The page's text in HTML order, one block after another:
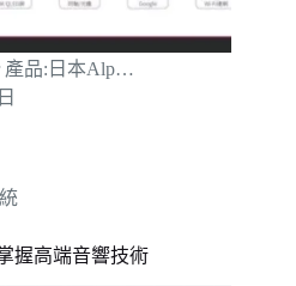
產品:日本Alp…
握高端音響技術​